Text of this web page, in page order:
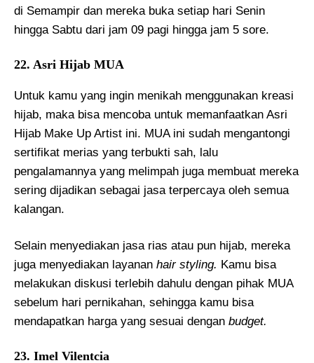
di Semampir dan mereka buka setiap hari Senin
hingga Sabtu dari jam 09 pagi hingga jam 5 sore.
22. Asri Hijab MUA
Untuk kamu yang ingin menikah menggunakan kreasi
hijab, maka bisa mencoba untuk memanfaatkan Asri
Hijab Make Up Artist ini. MUA ini sudah mengantongi
sertifikat merias yang terbukti sah, lalu
pengalamannya yang melimpah juga membuat mereka
sering dijadikan sebagai jasa terpercaya oleh semua
kalangan.
Selain menyediakan jasa rias atau pun hijab, mereka
juga menyediakan layanan hair styling. Kamu bisa
melakukan diskusi terlebih dahulu dengan pihak MUA
sebelum hari pernikahan, sehingga kamu bisa
mendapatkan harga yang sesuai dengan budget.
23. Imel Vilentcia